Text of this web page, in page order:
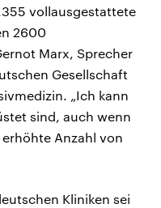
vollausgestattete
2600
Marx, Sprecher
Gesellschaft
„Ich kann
sind, auch wenn
Anzahl von
Kliniken sei